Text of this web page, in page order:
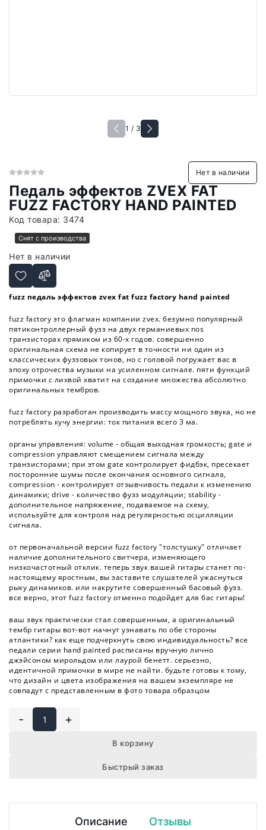
1 / 3
Нет в наличии
Педаль эффектов ZVEX FAT
FUZZ FACTORY HAND PAINTED
Код товара: 3474
Снят с производства
Нет в наличии
fuzz педаль эффектов zvex fat fuzz factory hand painted
fuzz factory это флагман компании zvex. безумно популярный
пятиконтроллерный фузз на двух германиевых nos
транзисторах прямиком из 60-х годов. совершенно
оригинальная схема не копирует в точности ни один из
классических фуззовых тонов, но с головой погружает вас в
эпоху отрочества музыки на усиленном сигнале. пяти функций
примочки с лихвой хватит на создание множества абсолютно
оригинальных тембров.
fuzz factory разработан производить массу мощного звука, но не
потреблять кучу энергии: ток питания всего 3 ма.
органы управления: volume - общая выходная громкость; gate и
compression управляют смещением сигнала между
транзисторами; при этом gate контролирует фидбэк, пресекает
посторонние шумы после окончания основного сигнала,
compression - контролирует отзывчивость педали к изменению
динамики; drive - количество фузз модуляции; stability -
дополнительное напряжение, подаваемое на схему,
используйте для контроля над регулярностью осцилляции
сигнала.
от первоначальной версии fuzz factory "толстушку" отличает
наличие дополнительного свитчера, изменяющего
низкочастотный отклик. теперь звук вашей гитары станет по-
настоящему яростным, вы заставите слушателей ужаснуться
рыку динамиков. или накрутите совершенный басовый фузз.
все верно, этот fuzz factory отменно подойдет для бас гитары!
ваш звук практически стал совершенным, а оригинальный
тембр гитары вот-вот начнут узнавать по обе стороны
атлантики? как еще подчеркнуть свою индивидуальность? все
педали серии hand painted расписаны вручную лично
джэйсоном мирольдом или лаурой бенетт. серьезно,
идентичной примочки в мире не найти. будьте готовы к тому,
что дизайн и цвета изображения на вашем экземпляре не
совпадут с представленным в фото товара образцом
- +
В корзину
Быстрый заказ
Описание Отзывы